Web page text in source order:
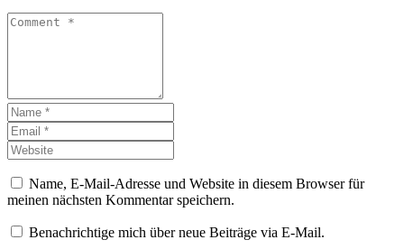
Name, E-Mail-Adresse und Website in diesem Browser für
meinen nächsten Kommentar speichern.
Benachrichtige mich über neue Beiträge via E-Mail.